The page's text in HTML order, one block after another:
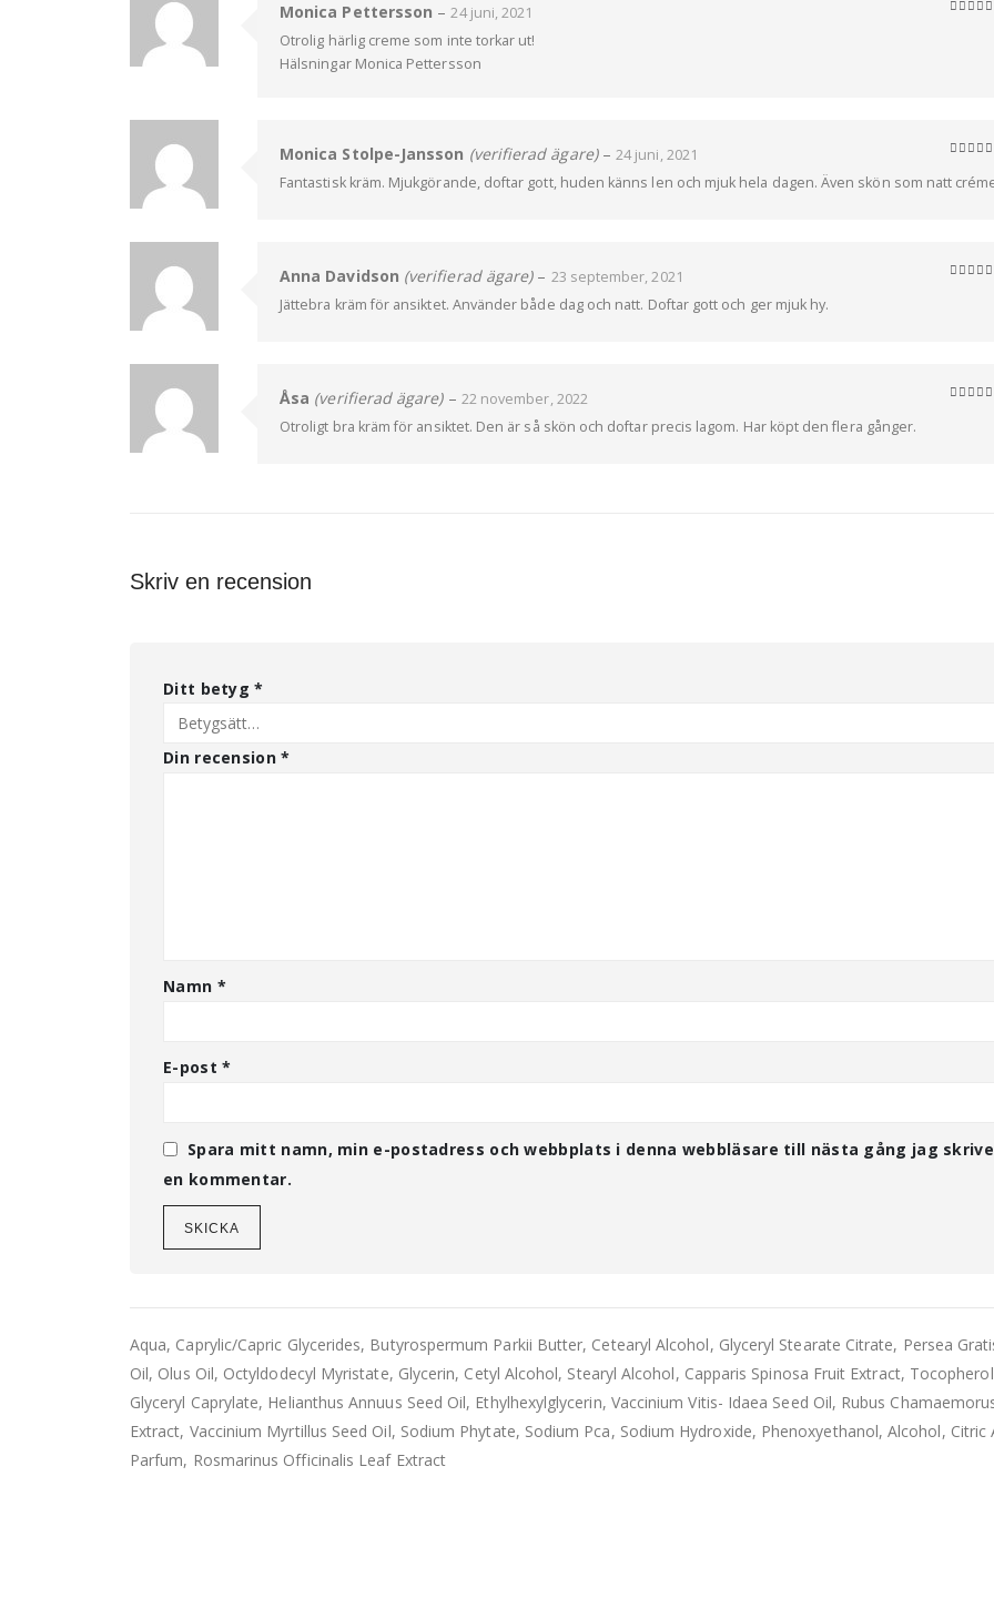
Monica Pettersson – 24 juni, 2021
Otrolig härlig creme som inte torkar ut!
Hälsningar Monica Pettersson
Monica Stolpe-Jansson (verifierad ägare) – 24 juni, 2021
Fantastisk kräm. Mjukgörande, doftar gott, huden känns len och mjuk hela dagen. Även skön som natt
Anna Davidson (verifierad ägare) – 23 september, 2021
Jättebra kräm för ansiktet. Använder både dag och natt. Doftar gott och ger mjuk hy.
Åsa (verifierad ägare) – 22 november, 2022
Otroligt bra kräm för ansiktet. Den är så skön och doftar precis lagom. Har köpt den flera gånger.
Skriv en recension
Ditt betyg*
Din recension*
Namn *
E-post*
Spara mitt namn, min e-postadress och webbplats i denna webbläsare till nästa gång jag
en kommentar.
Aqua, Caprylic/Capric Glycerides, Butyrospermum Parkii Butter, Cetearyl Alcohol, Glyceryl Stearate Citrate, Persea
Oil, Olus Oil, Octyldodecyl Myristate, Glycerin, Cetyl Alcohol, Stearyl Alcohol, Capparis Spinosa Fruit Extract,
Glyceryl Caprylate, Helianthus Annuus Seed Oil, Ethylhexylglycerin, Vaccinium Vitis- Idaea Seed Oil, Rubus
Extract, Vaccinium Myrtillus Seed Oil, Sodium Phytate, Sodium Pca, Sodium Hydroxide, Phenoxyethanol, Alcohol, Citric
Parfum, Rosmarinus Officinalis Leaf Extract